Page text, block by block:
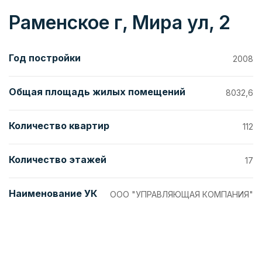
Раменское г, Мира ул, 2
Год постройки 2008
Общая площадь жилых помещений 8032,6
Количество квартир 112
Количество этажей 17
Наименование УК ООО "УПРАВЛЯЮЩАЯ КОМПАНИЯ"